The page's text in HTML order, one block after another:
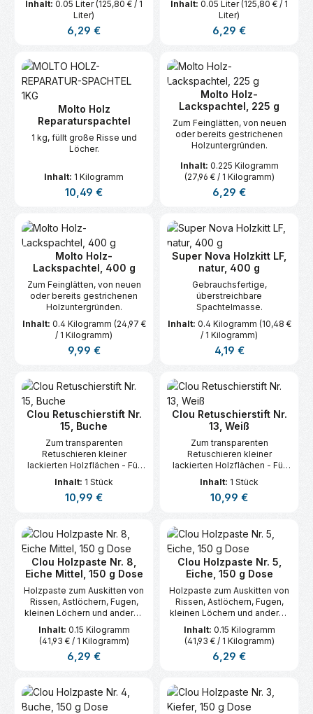
Inhalt: 0.05 Liter(125,80 € / 1
Liter)
Regulärer Preis:
6,29 €
Inhalt: 0.05 Liter(125,80 € / 1
Liter)
Regulärer Preis:
6,29 €
Molto Holz
Reparaturspachtel
1 kg, füllt große Risse und
Löcher.
Inhalt: 1 Kilogramm
Regulärer Preis:
10,49 €
Molto Holz-
Lackspachtel, 225 g
Zum Feinglätten, von neuen
oder bereits gestrichenen
Holzuntergründen.
Inhalt: 0.225 Kilogramm
(27,96 € / 1 Kilogramm)
Regulärer Preis:
6,29 €
Molto Holz-
Lackspachtel, 400 g
Zum Feinglätten, von neuen
oder bereits gestrichenen
Holzuntergründen.
Inhalt: 0.4 Kilogramm (24,97 €
/ 1 Kilogramm)
Regulärer Preis:
9,99 €
Super Nova Holzkitt LF,
natur, 400 g
Gebrauchsfertige,
überstreichbare
Spachtelmasse.
Inhalt: 0.4 Kilogramm (10,48 €
/ 1 Kilogramm)
Regulärer Preis:
4,19 €
Clou Retuschierstift Nr.
15, Buche
Zum transparenten
Retuschieren kleiner
lackierten Holzflächen - Für
Innen.
Inhalt: 1 Stück
Regulärer Preis:
10,99 €
Clou Retuschierstift Nr.
13, Weiß
Zum transparenten
Retuschieren kleiner
lackierten Holzflächen - Für
Innen.
Inhalt: 1 Stück
Regulärer Preis:
10,99 €
Clou Holzpaste Nr. 8,
Eiche Mittel, 150 g Dose
Holzpaste zum Auskitten von
Rissen, Astlöchern, Fugen,
kleinen Löchern und anderen
Inhalt: 0.15 Kilogramm
(41,93 € / 1 Kilogramm)
Regulärer Preis:
6,29 €
Clou Holzpaste Nr. 5,
Eiche, 150 g Dose
Holzpaste zum Auskitten von
Rissen, Astlöchern, Fugen,
kleinen Löchern und anderen
Inhalt: 0.15 Kilogramm
(41,93 € / 1 Kilogramm)
Regulärer Preis:
6,29 €